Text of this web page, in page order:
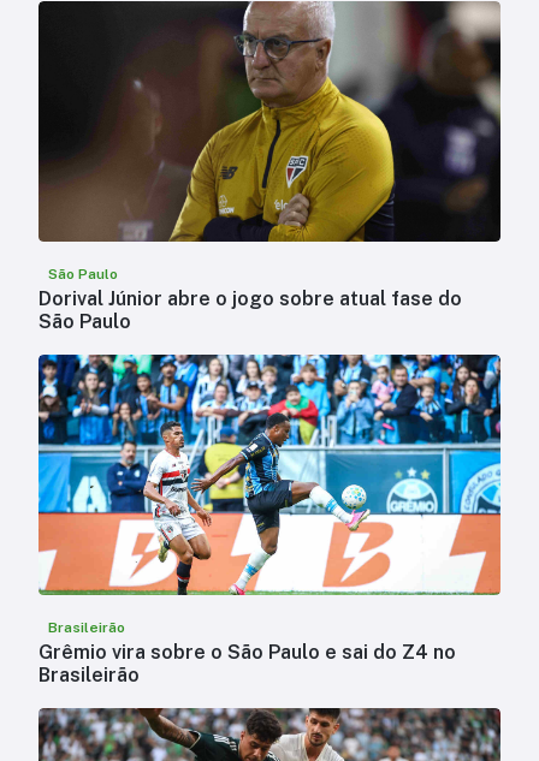
São Paulo
Dorival Júnior abre o jogo sobre atual fase do
São Paulo
Brasileirão
Grêmio vira sobre o São Paulo e sai do Z4 no
Brasileirão